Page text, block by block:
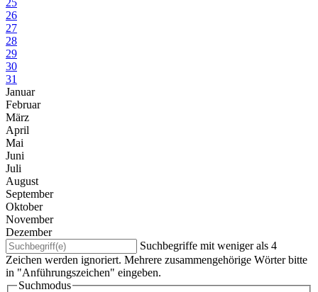
26
27
28
29
30
31
Januar
Februar
März
April
Mai
Juni
Juli
August
September
Oktober
November
Dezember
Suchbegriffe mit weniger als 4
Zeichen werden ignoriert. Mehrere zusammengehörige Wörter bitte
in "Anführungszeichen" eingeben.
Suchmodus